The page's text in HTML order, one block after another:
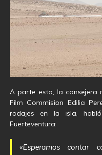
A parte esto, la consejera
Film Commision Edilia
rodajes en la isla,
Fuerteventura:
«Esperamos contar